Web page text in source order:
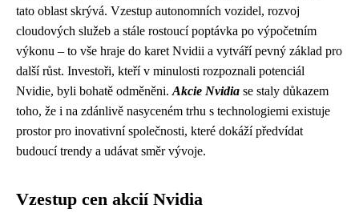
tato oblast skrývá. Vzestup autonomních vozidel, rozvoj
cloudových služeb a stále rostoucí poptávka po výpočetním
výkonu – to vše hraje do karet Nvidii a vytváří pevný základ pro
další růst. Investoři, kteří v minulosti rozpoznali potenciál
Nvidie, byli bohatě odměněni.Akcie Nvidia se staly důkazem
toho, že i na zdánlivě nasyceném trhu s technologiemi existuje
prostor pro inovativní společnosti, které dokáží předvídat
budoucí trendy a udávat směr vývoje.
Vzestup cen akcií Nvidia